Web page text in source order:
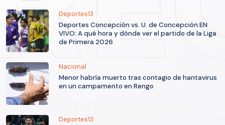
Deportes13
Deportes Concepción vs. U. de Concepción EN
VIVO: A qué hora y dónde ver el partido de la Liga
de Primera 2026
Nacional
Menor habría muerto tras contagio de hantavirus
en un campamento en Rengo
Deportes13